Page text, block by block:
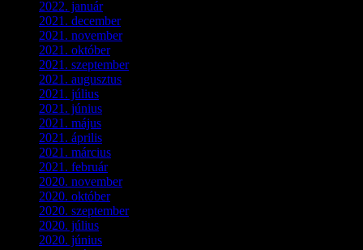
2022. január(3)
2021. december(2)
2021. november(5)
2021. október(8)
2021. szeptember(4)
2021. augusztus
2021. július
2021. június
2021. május
2021. április
2021. március
2021. február(4)
2020. november(4)
2020. október(4)
2020. szeptember(1)
2020. július
2020. június